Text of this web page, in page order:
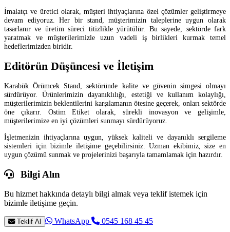
İmalatçı ve üretici olarak, müşteri ihtiyaçlarına özel çözümler geliştirmeye
devam ediyoruz. Her bir stand, müşterimizin taleplerine uygun olarak
tasarlanır ve üretim süreci titizlikle yürütülür. Bu sayede, sektörde fark
yaratmak ve müşterilerimizle uzun vadeli iş birlikleri kurmak temel
hedeflerimizden biridir.
Editörün Düşüncesi ve İletişim
Karabük Örümcek Stand, sektöründe kalite ve güvenin simgesi olmayı
sürdürüyor. Ürünlerimizin dayanıklılığı, estetiği ve kullanım kolaylığı,
müşterilerimizin beklentilerini karşılamanın ötesine geçerek, onları sektörde
öne çıkarır. Ostim Etiket olarak, sürekli inovasyon ve gelişimle,
müşterilerimize en iyi çözümleri sunmayı sürdürüyoruz.
İşletmenizin ihtiyaçlarına uygun, yüksek kaliteli ve dayanıklı sergileme
sistemleri için bizimle iletişime geçebilirsiniz. Uzman ekibimiz, size en
uygun çözümü sunmak ve projelerinizi başarıyla tamamlamak için hazırdır.
Bilgi Alın
Bu hizmet hakkında detaylı bilgi almak veya teklif istemek için
bizimle iletişime geçin.
Teklif Al WhatsApp 0545 168 45 45